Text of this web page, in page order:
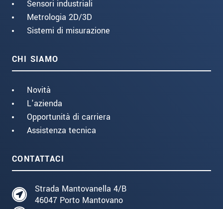
Sensori industriali
Metrologia 2D/3D
Sistemi di misurazione
CHI SIAMO
Novità
L'azienda
Opportunità di carriera
Assistenza tecnica
CONTATTACI
Strada Mantovanella 4/B
46047 Porto Mantovano